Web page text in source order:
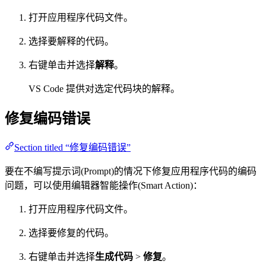
打开应用程序代码文件。
选择要解释的代码。
右键单击并选择解释。
VS Code 提供对选定代码块的解释。
修复编码错误
Section titled “修复编码错误”
要在不编写提示词(Prompt)的情况下修复应用程序代码的编码
问题，可以使用编辑器智能操作(Smart Action)：
打开应用程序代码文件。
选择要修复的代码。
右键单击并选择生成代码 > 修复。